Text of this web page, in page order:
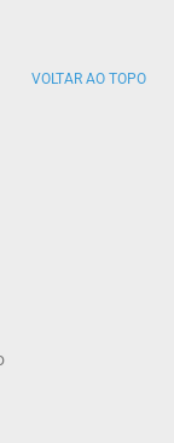
VOLTAR AO TOPO